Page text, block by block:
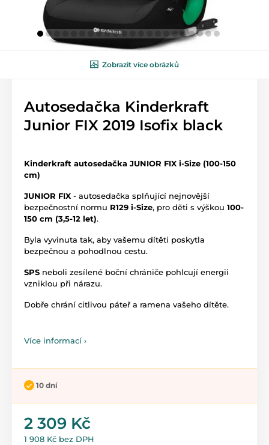
Zobrazit více obrázků
Autosedačka Kinderkraft
Junior FIX 2019 Isofix black
Kinderkraft autosedačka JUNIOR FIX i-Size (100-150
cm)
JUNIOR FIX - autosedačka splňující nejnovější
bezpečnostní normu R129 i-Size, pro děti s výškou 100-
150 cm (3,5-12 let).
Byla vyvinuta tak, aby vašemu dítěti poskytla
bezpečnou a pohodlnou cestu.
SPS neboli zesílené boční chrániče pohlcují energii
vzniklou při nárazu.
Dobře chrání citlivou páteř a ramena vašeho dítěte.
Více informací ›
10 dní
2 309 Kč
1 908 Kč bez DPH